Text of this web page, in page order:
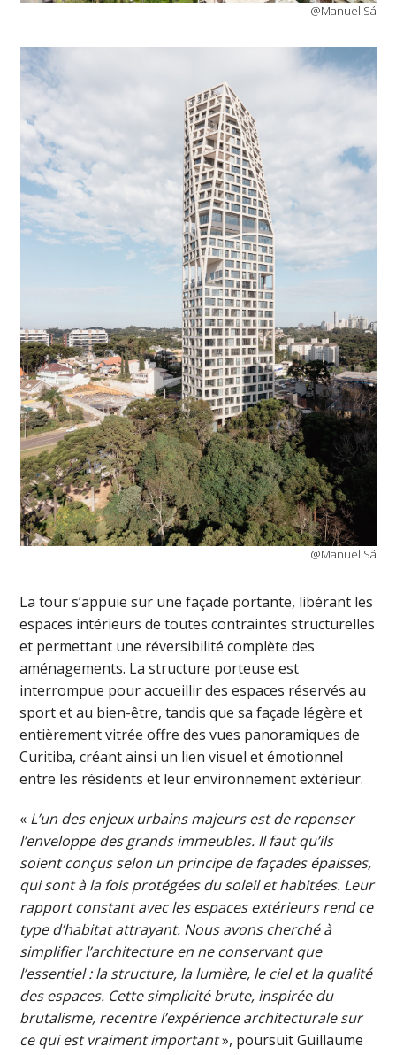
@Manuel Sá
@Manuel Sá
La tour s’appuie sur une façade portante, libérant les
espaces intérieurs de toutes contraintes structurelles
et permettant une réversibilité complète des
aménagements. La structure porteuse est
interrompue pour accueillir des espaces réservés au
sport et au bien-être, tandis que sa façade légère et
entièrement vitrée offre des vues panoramiques de
Curitiba, créant ainsi un lien visuel et émotionnel
entre les résidents et leur environnement extérieur.
« L’un des enjeux urbains majeurs est de repenser
l’enveloppe des grands immeubles. Il faut qu’ils
soient conçus selon un principe de façades épaisses,
qui sont à la fois protégées du soleil et habitées. Leur
rapport constant avec les espaces extérieurs rend ce
type d’habitat attrayant. Nous avons cherché à
simplifier l’architecture en ne conservant que
l’essentiel : la structure, la lumière, le ciel et la qualité
des espaces. Cette simplicité brute, inspirée du
brutalisme, recentre l’expérience architecturale sur
ce qui est vraiment important», poursuit Guillaume